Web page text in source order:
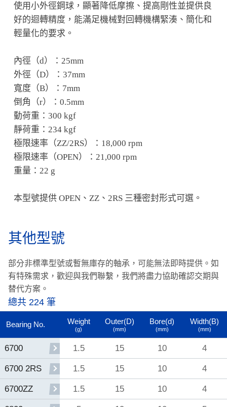
使用小外徑鋼球，顯著降低摩擦、提高剛性並提供良
好的迴轉精度，能滿足機械對回轉機構緊湊、簡化和
輕量化的要求。
內徑（d）：25mm
外徑（D）：37mm
寬度（B）：7mm
倒角（r）：0.5mm
動荷重：300 kgf
靜荷重：234 kgf
極限速率（ZZ/2RS）：18,000 rpm
極限速率（OPEN）：21,000 rpm
重量：22 g
本型號提供 OPEN、ZZ、2RS 三種密封形式可選。
其他型號
部分非標準型號或暫無庫存的軸承，可能無法即時提供。 如
有特殊需求，歡迎與我們聯繫，我們將盡力協助確認交期與
替代方案。
總共 224 筆
Bearing No. Weight
(g)
Outer(D)
(mm)
Bore(d)
(mm)
Width(B)
(mm)
6700 1.5 15 10 4
6700 2RS 1.5 15 10 4
6700ZZ 1.5 15 10 4